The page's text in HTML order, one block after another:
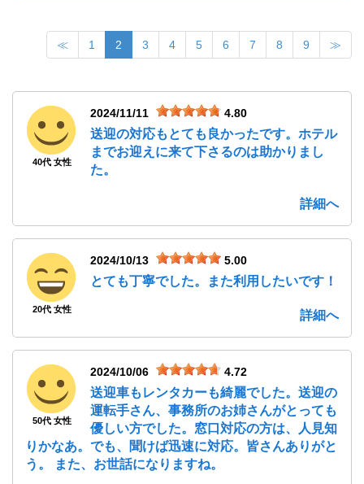
≪ 1 2 3 4 5 6 7 8 9 ≫
40代 女性
2024/11/11 4.80
送迎の対応もとても良かったです。ホテル
までお迎えに来て下さるのは助かりまし
た。
詳細へ
20代 女性
2024/10/13 5.00
とても丁寧でした。また利用したいです！
詳細へ
50代 女性
2024/10/06 4.72
送迎車もレンタカーも綺麗でした。送迎の
運転手さん、事務所のお姉さんがとっても
優しい方でした。窓口対応の方は、人見知
りかなあ。でも、聞けば迅速に対応。皆さんありがと
う。 また、お世話になりますね。